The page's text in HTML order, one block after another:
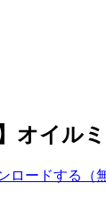
オイル
ロードする（